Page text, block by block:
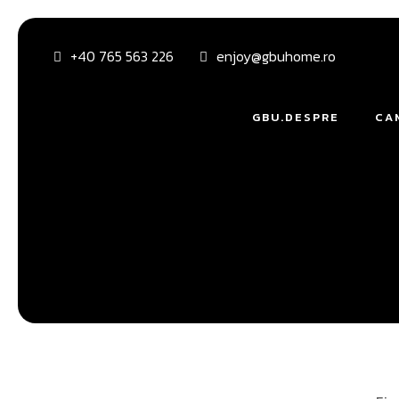
+40 765 563 226 enjoy@gbuhome.ro
GBU.DESPRE